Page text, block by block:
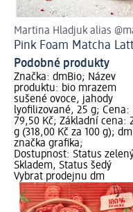
Martina Hladjuk alias
Pink Foam Matcha
Podobné produkty
Značka: dmBio; Název
produktu: bio mrazem
sušené ovoce, jahody
lyofilizované, 25 g; Cena:
79,50 Kč; Základní cena:
g (318,00 Kč za 100 g); dm
značka grafika;
Dostupnost: Status
Skladem, Status šedý
Vybrat prodejnu dm